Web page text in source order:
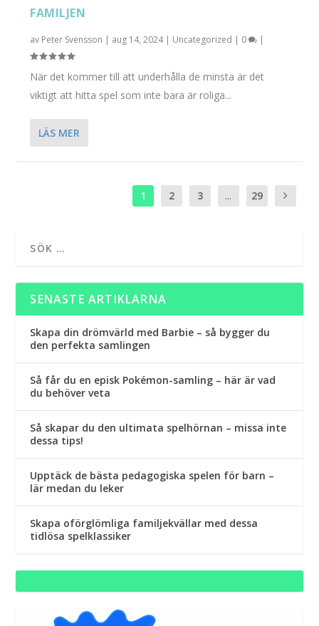
FAMILJEN
av Peter Svensson | aug 14, 2024| Uncategorized | 0 |
När det kommer till att underhålla de minsta är det
viktigt att hitta spel som inte bara är roliga...
LÄS MER
1 2 3 ... 29
SENASTE ARTIKLARNA
Skapa din drömvärld med Barbie – så bygger du
den perfekta samlingen
Så får du en episk Pokémon-samling – här är vad
du behöver veta
Så skapar du den ultimata spelhörnan – missa inte
dessa tips!
Upptäck de bästa pedagogiska spelen för barn –
lär medan du leker
Skapa oförglömliga familjekvällar med dessa
tidlösa spelklassiker